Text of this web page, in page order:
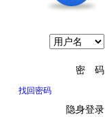
密 码
找回密码
隐身登录